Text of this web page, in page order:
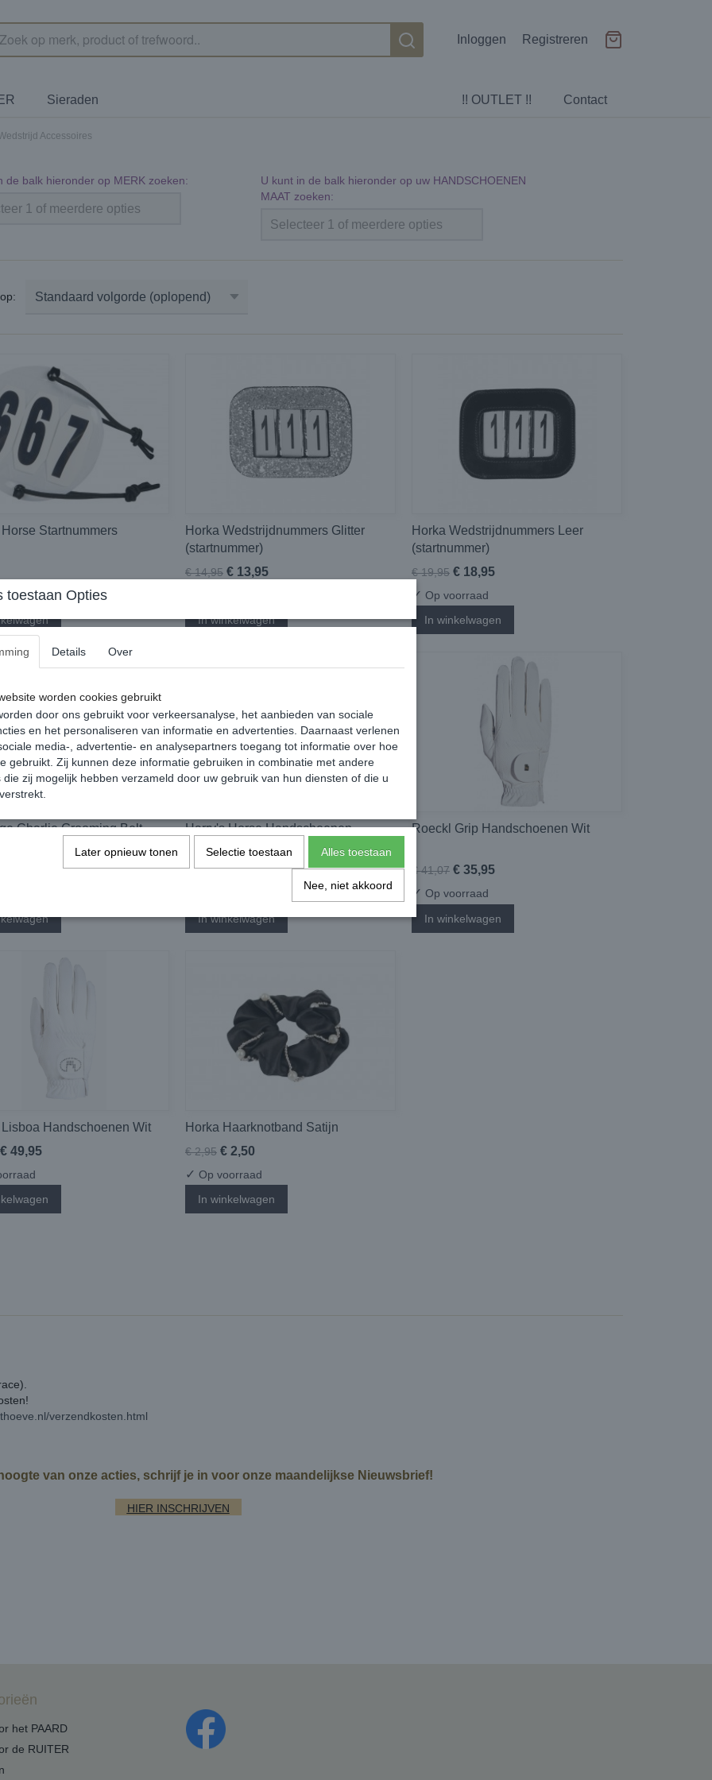
Inloggen Registreren
Contact
!! OUTLET !!
Sieraden
Accessoires
de balk hieronder op MERK zoeken:
1 of meerdere opties
U kunt in de balk hieronder op uw HANDSCHOENEN
MAAT zoeken:
Selecteer 1 of meerdere opties
op:
Horse Startnummers
Horka Wedstrijdnummers Glitter
(startnummer)
€ 14,95 € 13,95
In winkelwagen
Horka Wedstrijdnummers Leer
(startnummer)
€ 19,95 € 18,95
✓ Op voorraad
In winkelwagen
Charlie Grooming Belt
Harry's Horse Handschoenen
TopGrip Wit
€ 21,95 € 17,95
In winkelwagen
Roeckl Grip Handschoenen Wit
€ 41,07 € 35,95
✓ Op voorraad
In winkelwagen
Lisboa Handschoenen Wit
€ 49,95
Horka Haarknotband Satijn
€ 2,95 € 2,50
✓ Op voorraad
In winkelwagen
verzendkosten.html
van onze acties, schrijf je in voor onze maandelijkse Nieuwsbrief!
HIER INSCHRIJVEN
het PAARD
de RUITER
toestaan Opties
Details Over
worden cookies gebruikt
door ons gebruikt voor verkeersanalyse, het aanbieden van sociale
en het personaliseren van informatie en advertenties. Daarnaast verlenen
media-, advertentie- en analysepartners toegang tot informatie over hoe
gebruikt. Zij kunnen deze informatie gebruiken in combinatie met andere
die zij mogelijk hebben verzameld door uw gebruik van hun diensten of die u
Later opnieuw tonen Selectie toestaan Alles toestaan
Nee, niet akkoord